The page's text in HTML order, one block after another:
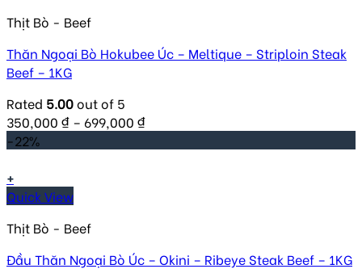
Thịt Bò - Beef
Thăn Ngoại Bò Hokubee Úc – Meltique – Striploin Steak
Beef – 1KG
Rated 5.00out of 5
350,000 ₫ – 699,000 ₫
-22%
+
Quick View
Thịt Bò - Beef
Đầu Thăn Ngoại Bò Úc – Okini – Ribeye Steak Beef – 1KG